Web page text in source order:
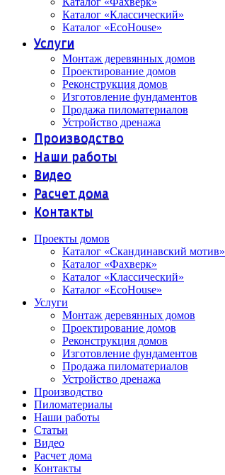
Каталог «Классический»
Каталог «EcoHouse»
Услуги
Монтаж деревянных домов
Проектирование домов
Реконструкция домов
Изготовление фундаментов
Продажа пиломатериалов
Устройство дренажа
Производство
Наши работы
Видео
Расчет дома
Контакты
Проекты домов
Каталог «Скандинавский мотив»
Каталог «Фахверк»
Каталог «Классический»
Каталог «EcoHouse»
Услуги
Монтаж деревянных домов
Проектирование домов
Реконструкция домов
Изготовление фундаментов
Продажа пиломатериалов
Устройство дренажа
Производство
Пиломатериалы
Наши работы
Статьи
Видео
Расчет дома
Контакты